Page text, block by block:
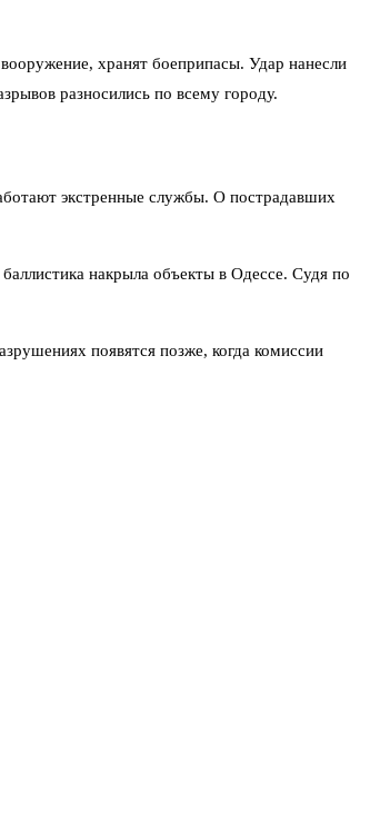
хранят боеприпасы. Удар нанесли
разносились по всему городу.
экстренные службы. О пострадавших
накрыла объекты в Одессе. Судя по
появятся позже, когда комиссии